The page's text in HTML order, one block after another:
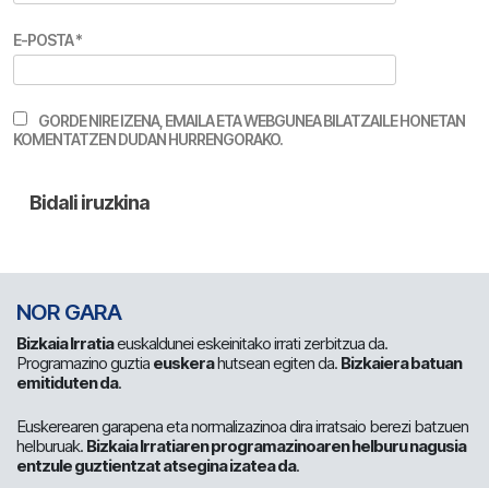
E-POSTA*
GORDE NIRE IZENA, EMAILA ETA WEBGUNEA BILATZAILE HONETAN
KOMENTATZEN DUDAN HURRENGORAKO.
NOR GARA
Bizkaia Irratiaeuskaldunei eskeinitako irrati zerbitzua da.
Programazino guztia euskerahutsean egiten da. Bizkaiera batuan
emitiduten da.
Euskerearen garapena eta normalizazinoa dira irratsaio berezi batzuen
helburuak. Bizkaia Irratiaren programazinoaren helburu nagusia
entzule guztientzat atsegina izatea da.